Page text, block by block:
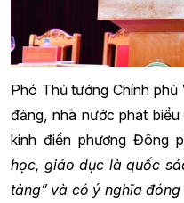
Phó Thủ tướng Chính
đảng, nhà nước phát
kinh điển phương Đông
học, giáo dục là quốc
tảng” và có ý nghĩa